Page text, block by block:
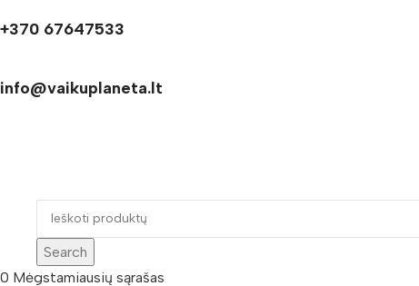
+370 67647533
info@vaikuplaneta.lt
Search
0 Mėgstamiausių sąrašas